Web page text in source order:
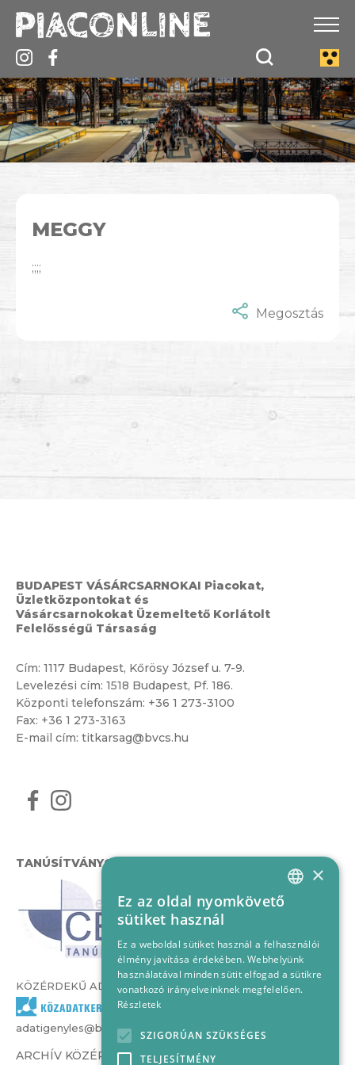
MEGGY
;;;;
Megosztás
BUDAPEST VÁSÁRCSARNOKAI Piacokat,
Üzletközpontokat és
Vásárcsarnokokat Üzemeltető Korlátolt
Felelősségű Társaság
Cím: 1117 Budapest, Kőrösy József u. 7-9.
Levelezési cím: 1518 Budapest, Pf. 186.
Központi telefonszám: +36 1 273-3100
Fax: +36 1 273-3163
E-mail cím: titkarsag@bvcs.hu
TANÚSÍTVÁNYOK
KÖZÉRDEKŰ ADATOK
adatigenyles@bvcs.hu
ARCHÍV KÖZÉRDEKŰ ADATOK –
HUNGARIAN
×
Ez az oldal nyomkövető
sütiket használ
Ez a weboldal sütiket használ a felhasználói
élmény javítása érdekében. Webhelyünk
használatával minden sütit elfogad a sütikre
vonatkozó irányelveinknek megfelelően.
Részletek
SZIGORÚAN SZÜKSÉGES
TELJESÍTMÉNY